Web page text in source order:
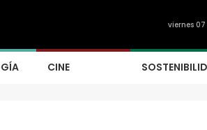
viernes
CINE